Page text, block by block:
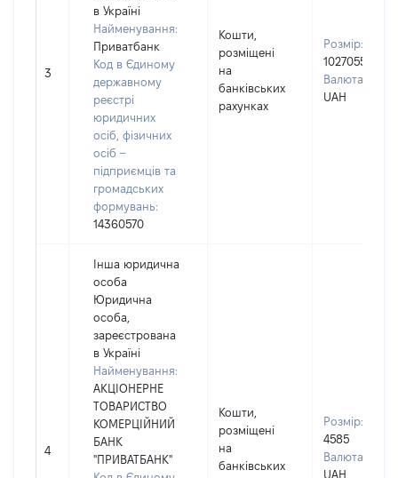
3
в Україні
Найменування:
Приватбанк
Код в Єдиному
державному
реєстрі
юридичних
осіб, фізичних
осіб –
підприємців та
громадських
формувань:
14360570
Кошти,
розміщені
на
банківських
рахунках
Розмір:
1027055
Валюта:
UAH
4
Інша юридична
особа
Юридична
особа,
зареєстрована
в Україні
Найменування:
АКЦІОНЕРНЕ
ТОВАРИСТВО
КОМЕРЦІЙНИЙ
БАНК
"ПРИВАТБАНК"
Кошти,
розміщені
на
банківських
Розмір:
4585
Валюта:
UAH